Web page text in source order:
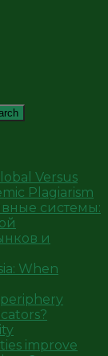
Versus
Plagiarism
системы:
и
When
improve